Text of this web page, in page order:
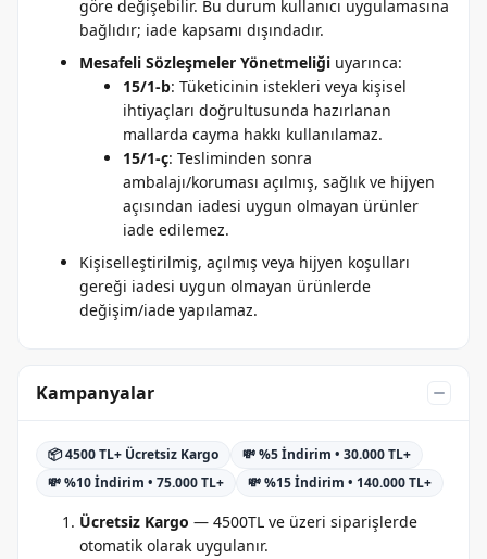
göre değişebilir. Bu durum kullanıcı uygulamasına
bağlıdır; iade kapsamı dışındadır.
Mesafeli Sözleşmeler Yönetmeliği uyarınca:
15/1-b: Tüketicinin istekleri veya kişisel
ihtiyaçları doğrultusunda hazırlanan
mallarda cayma hakkı kullanılamaz.
15/1-ç: Tesliminden sonra
ambalajı/koruması açılmış, sağlık ve hijyen
açısından iadesi uygun olmayan ürünler
iade edilemez.
Kişiselleştirilmiş, açılmış veya hijyen koşulları
gereği iadesi uygun olmayan ürünlerde
değişim/iade yapılamaz.
Kampanyalar
📦 4500 TL+ Ücretsiz Kargo
💸 %5 İndirim • 30.000 TL+
💸 %10 İndirim • 75.000 TL+
💸 %15 İndirim • 140.000 TL+
Ücretsiz Kargo — 4500TL ve üzeri siparişlerde
otomatik olarak uygulanır.